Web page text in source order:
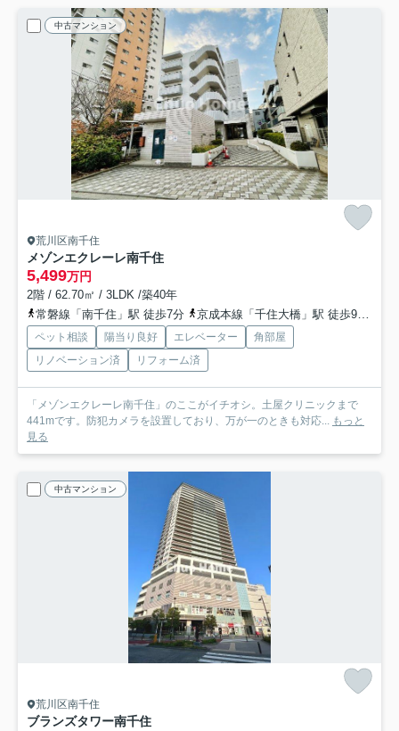
中古マンション
荒川区南千住
メゾンエクレーレ南千住
5,499万円
2階 / 62.70㎡ / 3LDK /築40年
常磐線「南千住」駅 徒歩7分
京成本線「千住大橋」駅 徒歩9分
ペット相談 陽当り良好 エレベーター
角部屋
リノベーション済
リフォーム済
「メゾンエクレーレ南千住」のここがイチオシ。土屋クリニックまで
441mです。防犯カメラを設置しており、万が一のときも対応... もっと
見る
中古マンション
荒川区南千住
ブランズタワー南千住